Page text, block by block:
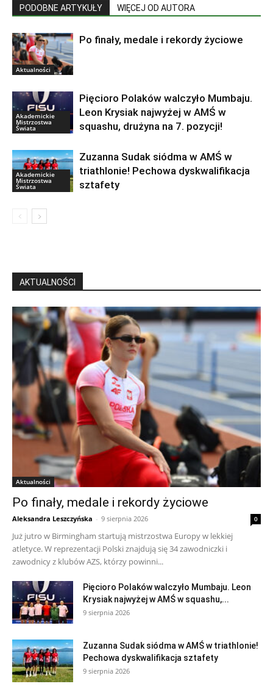
PODOBNE ARTYKUŁY WIĘCEJ OD AUTORA
Aktualności
Po finały, medale i rekordy życiowe
Akademickie
Mistrzostwa
Świata
Pięcioro Polaków walczyło Mumbaju.
Leon Krysiak najwyżej w AMŚ w
squashu, drużyna na 7. pozycji!
Akademickie
Mistrzostwa
Świata
Zuzanna Sudak siódma w AMŚ w
triathlonie! Pechowa dyskwalifikacja
sztafety
AKTUALNOŚCI
Aktualności
Po finały, medale i rekordy życiowe
Aleksandra Leszczyńska - 9 sierpnia 2026 0
Już jutro w Birmingham startują mistrzostwa Europy w lekkiej
atletyce. W reprezentacji Polski znajdują się 34 zawodniczki i
zawodnicy z klubów AZS, którzy powinni...
Pięcioro Polaków walczyło Mumbaju. Leon
Krysiak najwyżej w AMŚ w squashu,...
9 sierpnia 2026
Zuzanna Sudak siódma w AMŚ w triathlonie!
Pechowa dyskwalifikacja sztafety
9 sierpnia 2026